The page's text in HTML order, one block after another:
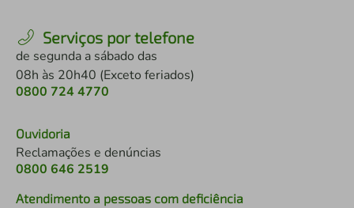
Serviços por telefone
de segunda a sábado das
08h às 20h40 (Exceto feriados)
0800 724 4770
Ouvidoria
Reclamações e denúncias
0800 646 2519
Atendimento a pessoas com deficiência